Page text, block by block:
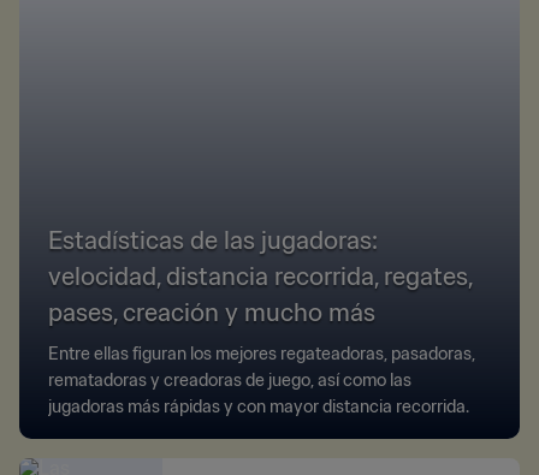
Estadísticas de las jugadoras:
velocidad, distancia recorrida, regates,
pases, creación y mucho más
Entre ellas figuran los mejores regateadoras, pasadoras,
rematadoras y creadoras de juego, así como las
jugadoras más rápidas y con mayor distancia recorrida.